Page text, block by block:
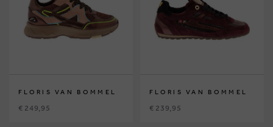
FLORIS VAN BOMMEL
€ 249,95
FLORIS VAN BOMMEL
€ 239,95